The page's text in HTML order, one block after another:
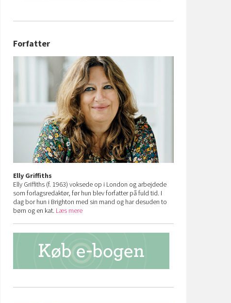
Forfatter
Elly Griffiths
Elly Griffiths (f. 1963) voksede op i London og arbejdede
som forlagsredaktør, før hun blev forfatter på fuld tid. I
dag bor hun i Brighton med sin mand og har desuden to
børn og en kat. Læs mere